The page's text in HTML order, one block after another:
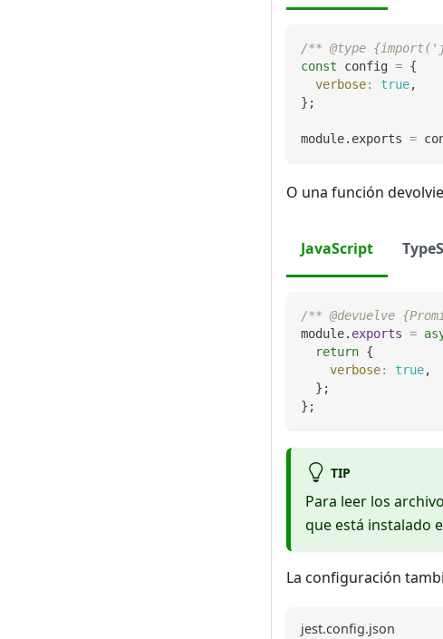
/** @type
const config = {
verbose: true,
} ;
module. exports =
O una función
JavaScript
/** @devuelve
module. exports =
return {
verbose: true,
} ;
} ;
TIP
Para leer los
que está instalado
La configuración
jest.config.json